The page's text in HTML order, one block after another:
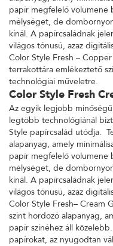
papír megfelelő volumene
mélységet, de
kínál. A papírcsaládnak
világos tónusú, azaz
Color Style Fresh –
terrakottára emlékeztető
technológiai műveletre.
Color Style Fresh
Az egyik legjobb
legtöbb technológiánál
Style papírcsalád utódja.
alapanyag, amely
papír megfelelő volumene
mélységet, de
kínál. A papírcsaládnak
világos tónusú, azaz
Color Style Fresh– Cream
színt hordozó alapanyag,
papír színéhez áll
papírokat, az nyugodtan